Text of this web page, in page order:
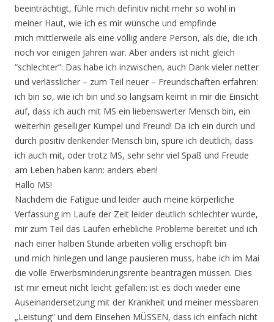
beeinträchtigt, fühle mich definitiv nicht mehr so wohl in
meiner Haut, wie ich es mir wünsche und empfinde
mich mittlerweile als eine völlig andere Person, als die, die ich
noch vor einigen Jahren war. Aber anders ist nicht gleich
“schlechter”: Das habe ich inzwischen, auch Dank vieler netter
und verlässlicher – zum Teil neuer – Freundschaften erfahren:
ich bin so, wie ich bin und so langsam keimt in mir die Einsicht
auf, dass ich auch mit MS ein liebenswerter Mensch bin, ein
weiterhin geselliger Kumpel und Freund! Da ich ein durch und
durch positiv denkender Mensch bin, spüre ich deutlich, dass
ich auch mit, oder trotz MS, sehr sehr viel Spaß und Freude
am Leben haben kann: anders eben!
Hallo MS!
Nachdem die Fatigue und leider auch meine körperliche
Verfassung im Laufe der Zeit leider deutlich schlechter wurde,
mir zum Teil das Laufen erhebliche Probleme bereitet und ich
nach einer halben Stunde arbeiten völlig erschöpft bin
und mich hinlegen und lange pausieren muss, habe ich im Mai
die volle Erwerbsminderungsrente beantragen müssen. Dies
ist mir erneut nicht leicht gefallen: ist es doch wieder eine
Auseinandersetzung mit der Krankheit und meiner messbaren
„Leistung“ und dem Einsehen MÜSSEN, dass ich einfach nicht